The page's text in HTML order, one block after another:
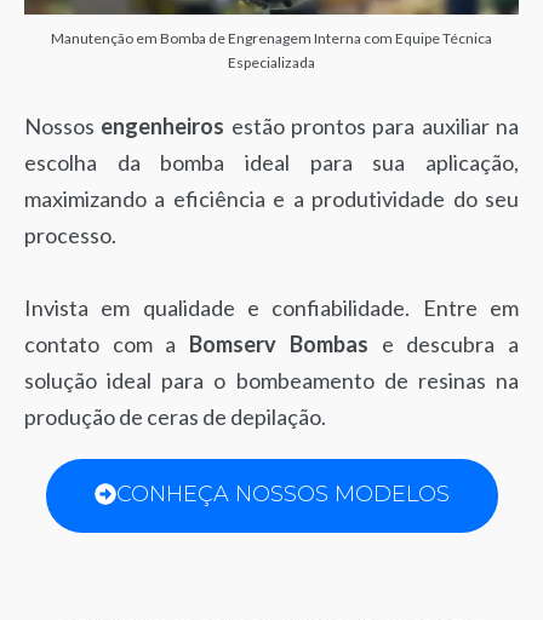
Manutenção em Bomba de Engrenagem Interna com Equipe Técnica
Especializada
Nossos engenheiros estão prontos para auxiliar na
escolha da bomba ideal para sua aplicação,
maximizando a eficiência e a produtividade do seu
processo.
Invista em qualidade e confiabilidade. Entre em
contato com a Bomserv Bombas e descubra a
solução ideal para o bombeamento de resinas na
produção de ceras de depilação.
CONHEÇA NOSSOS MODELOS